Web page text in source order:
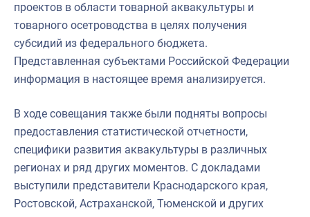
проектов в области товарной аквакультуры и
товарного осетроводства в целях получения
субсидий из федерального бюджета.
Представленная субъектами Российской Федерации
информация в настоящее время анализируется.
В ходе совещания также были подняты вопросы
предоставления статистической отчетности,
специфики развития аквакультуры в различных
регионах и ряд других моментов. С докладами
выступили представители Краснодарского края,
Ростовской, Астраханской, Тюменской и других